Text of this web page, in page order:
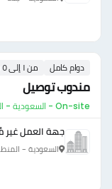
دوام كامل من ١ إلى ٥ سنة
مندوب توصيل
On-site - السعودية - المنطقة الشرقية
جهة العمل غير
السعودية -